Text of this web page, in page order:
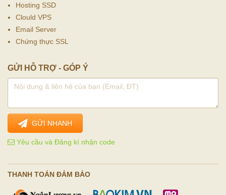
Hosting SSD
Clould VPS
Email Server
Chứng thực SSL
GỬI HỖ TRỢ - GÓP Ý
GỬI NHANH
Yêu cầu và Đăng kí nhận code
THANH TOÁN ĐẢM BẢO